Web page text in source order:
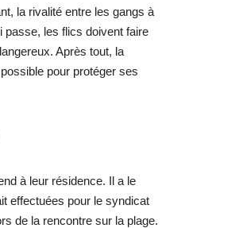
la rivalité entre les gangs à
passe, les flics doivent faire
Après tout, la
pour protéger ses
à leur résidence. Il a le
effectuées pour le syndicat
de la rencontre sur la plage.